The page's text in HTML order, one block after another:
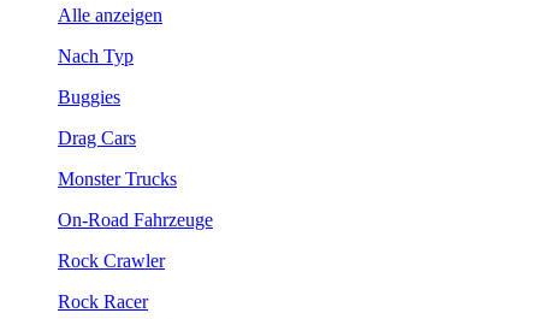
Alle anzeigen
Nach Typ
Buggies
Drag Cars
Monster Trucks
On-Road Fahrzeuge
Rock Crawler
Rock Racer